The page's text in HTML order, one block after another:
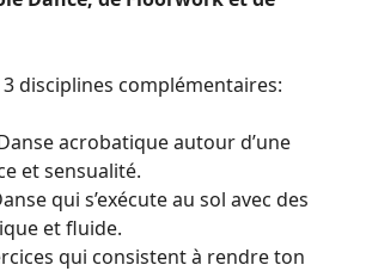
disciplines complémentaires:
acrobatique autour d’une
et sensualité.
qui s’exécute au sol avec des
et fluide.
qui consistent à rendre ton